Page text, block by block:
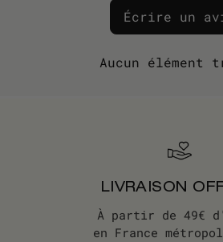
Écrire un
Aucun élément
LIVRAISON
À partir de 49€
en France